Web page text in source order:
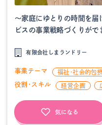
～家庭にゆとりの時間を
ビスの事業戦略づくりがで
有限会社しまランドリー
事業テーマ 福祉・社会的包
役割・スキル 経営企画
気になる